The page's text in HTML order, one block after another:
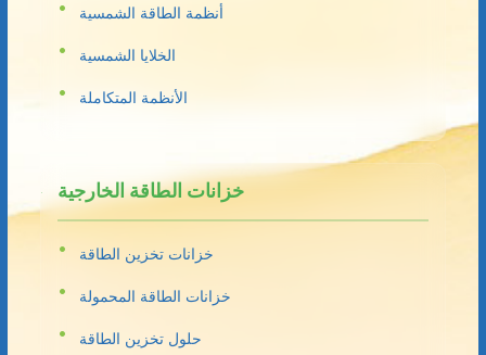
أنظمة الطاقة الشمسية
الخلايا الشمسية
الأنظمة المتكاملة
خزانات الطاقة الخارجية
خزانات تخزين الطاقة
خزانات الطاقة المحمولة
حلول تخزين الطاقة